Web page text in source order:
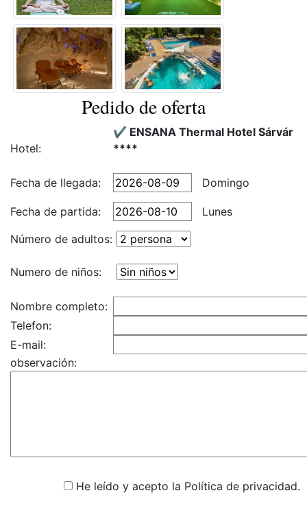
Pedido de oferta
Hotel:
✔️ ENSANA Thermal Hotel Sárvár
****
Fecha de llegada: Domingo
Fecha de partida:
Lunes
Número de adultos:
Numero de niños:
Nombre completo:
Telefon:
E-mail:
observación:
He leído y acepto la Política de privacidad.